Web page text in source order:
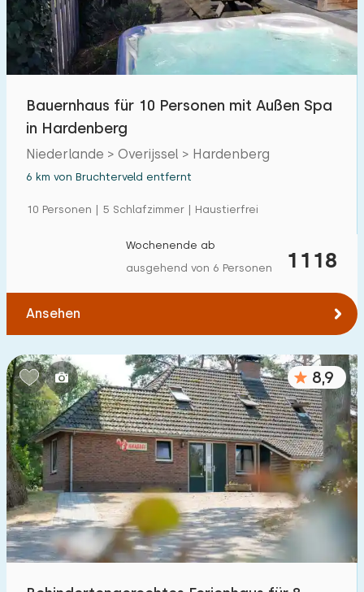
Bauernhaus für 10 Personen mit Außen Spa
in Hardenberg
Niederlande > Overijssel > Hardenberg
6 km von Bruchterveld entfernt
10 Personen | 5 Schlafzimmer | Haustierfrei
1118
Wochenende ab
ausgehend von 6 Personen
Ansehen
8,9